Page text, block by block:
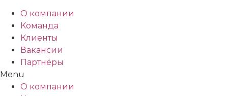
О компании
Команда
Клиенты
Вакансии
Партнёры
Menu
О компании